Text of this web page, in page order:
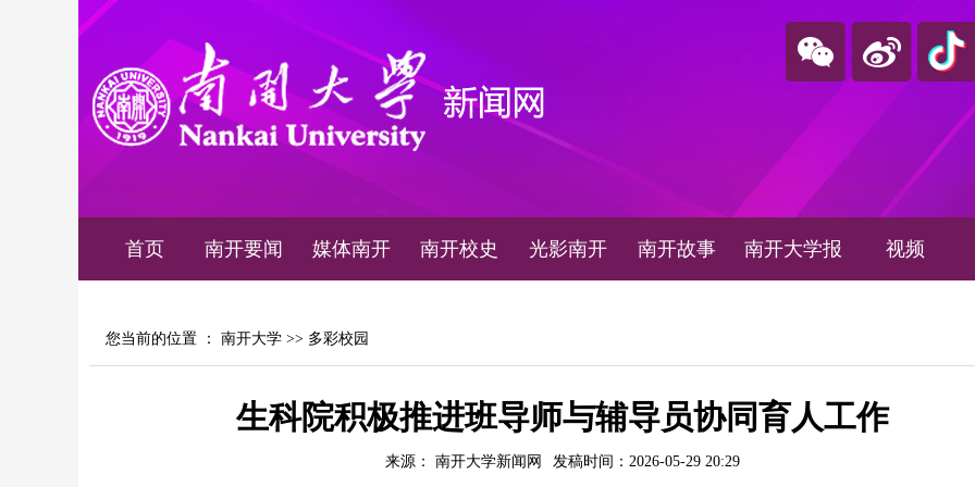
首页 南开要闻 媒体南开 南开校史 光影南开 南开故事 南开大学报 视频
您当前的位置 ： 南开大学 >> 多彩校园
生科院积极推进班导师与辅导员协同育人工作
来源： 南开大学新闻网 发稿时间：2026-05-29 20:29